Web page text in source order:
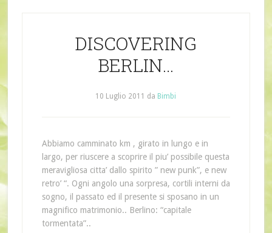
DISCOVERING
BERLIN…
10 Luglio 2011 da Bimbi
Abbiamo camminato km , girato in lungo e in
largo, per riuscere a scoprire il piu’ possibile questa
meravigliosa citta’ dallo spirito ” new punk”, e new
retro’ “. Ogni angolo una sorpresa, cortili interni da
sogno, il passato ed il presente si sposano in un
magnifico matrimonio.. Berlino: “capitale
tormentata”..